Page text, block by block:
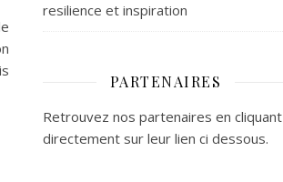
resilience et inspiration
PARTENAIRES
Retrouvez nos partenaires en cliquant
directement sur leur lien ci dessous.